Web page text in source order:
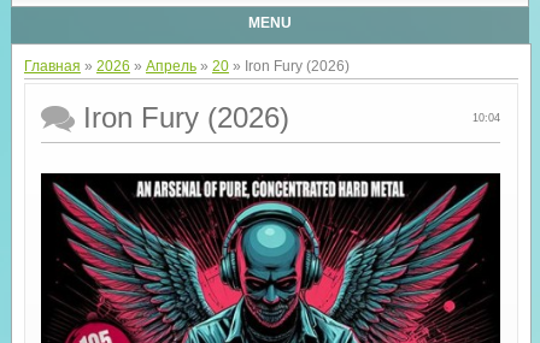
MENU
Главная » 2026 » Апрель » 20» Iron Fury (2026)
10:04
Iron Fury (2026)